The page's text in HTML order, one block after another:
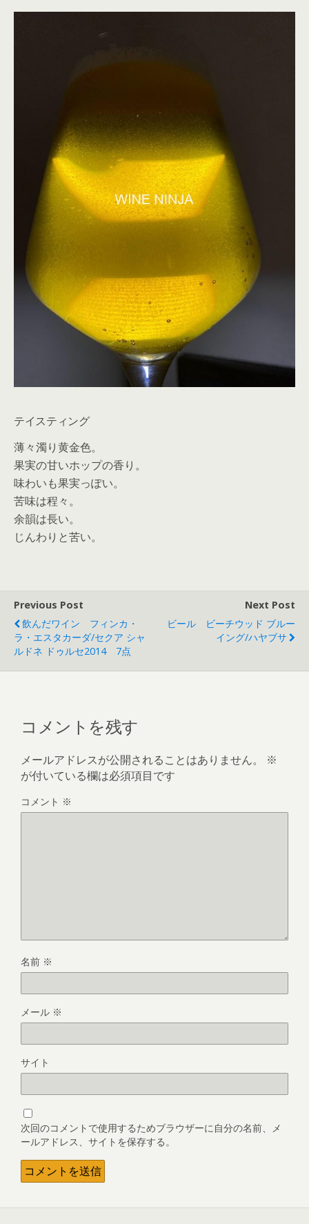
テイスティング
薄々濁り黄金色。
果実の甘いホップの香り。
味わいも果実っぽい。
苦味は程々。
余韻は長い。
じんわりと苦い。
Previous Post
飲んだワイン フィンカ・
ラ・エスタカーダ/セクア シャ
ルドネ ドゥルセ2014 7点
Next Post
ビール ビーチウッド ブルー
イング/ハヤブサ
コメントを残す
メールアドレスが公開されることはありません。
※
が付いている欄は必須項目です
コメント ※
名前 ※
メール ※
サイト
次回のコメントで使用するためブラウザーに自分の名前、メ
ールアドレス、サイトを保存する。